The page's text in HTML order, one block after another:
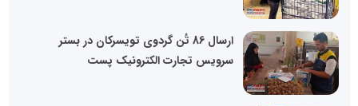
ارسال 86 تُن گردوی تویسرکان در بستر
سرویس تجارت الکترونیک پست